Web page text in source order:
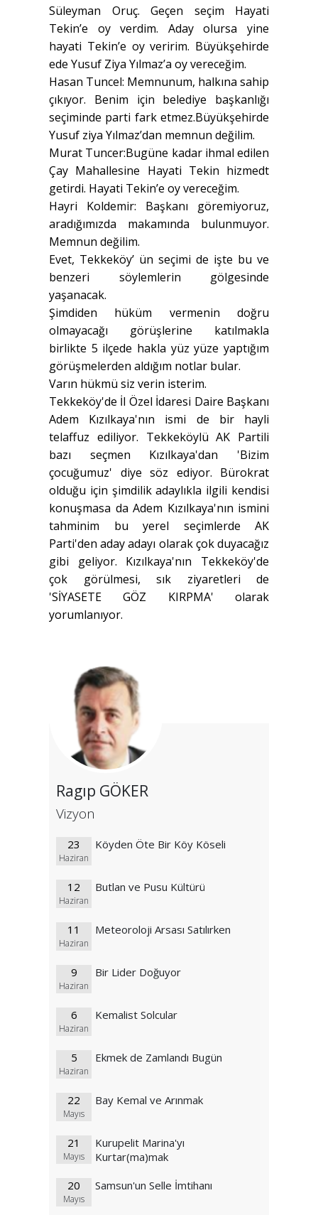
Süleyman Oruç. Geçen seçim Hayati
Tekin’e oy verdim. Aday olursa yine
hayati Tekin’e oy veririm. Büyükşehirde
ede Yusuf Ziya Yılmaz’a oy vereceğim.
Hasan Tuncel: Memnunum, halkına sahip
çıkıyor. Benim için belediye başkanlığı
seçiminde parti fark etmez.Büyükşehirde
Yusuf ziya Yılmaz’dan memnun değilim.
Murat Tuncer:Bugüne kadar ihmal edilen
Çay Mahallesine Hayati Tekin hizmedt
getirdi. Hayati Tekin’e oy vereceğim.
Hayri Koldemir: Başkanı göremiyoruz,
aradığımızda makamında bulunmuyor.
Memnun değilim.
Evet, Tekkeköy’ ün seçimi de işte bu ve
benzeri söylemlerin gölgesinde
yaşanacak.
Şimdiden hüküm vermenin doğru
olmayacağı görüşlerine katılmakla
birlikte 5 ilçede hakla yüz yüze yaptığım
görüşmelerden aldığım notlar bular.
Varın hükmü siz verin isterim.
Tekkeköy'de İl Özel İdaresi Daire Başkanı
Adem Kızılkaya'nın ismi de bir hayli
telaffuz ediliyor. Tekkeköylü AK Partili
bazı seçmen Kızılkaya'dan 'Bizim
çocuğumuz' diye söz ediyor. Bürokrat
olduğu için şimdilik adaylıkla ilgili kendisi
konuşmasa da Adem Kızılkaya'nın ismini
tahminim bu yerel seçimlerde AK
Parti'den aday adayı olarak çok duyacağız
gibi geliyor. Kızılkaya'nın Tekkeköy'de
çok görülmesi, sık ziyaretleri de
'SİYASETE GÖZ KIRPMA' olarak
yorumlanıyor.
Ragıp GÖKER
Vizyon
23
Haziran
Köyden Öte Bir Köy Köseli
12
Haziran
Butlan ve Pusu Kültürü
11
Haziran
Meteoroloji Arsası Satılırken
9
Haziran
Bir Lider Doğuyor
6
Haziran
Kemalist Solcular
5
Haziran
Ekmek de Zamlandı Bugün
22
Mayıs
Bay Kemal ve Arınmak
21
Mayıs
Kurupelit Marina'yı
Kurtar(ma)mak
20
Mayıs
Samsun'un Selle İmtihanı